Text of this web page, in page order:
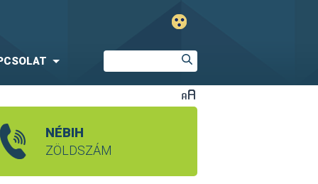
NÉBIH
ZÖLDSZÁM